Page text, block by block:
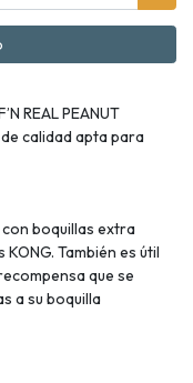
REAL PEANUT
calidad apta para
boquillas extra
También es útil
que se
a su boquilla